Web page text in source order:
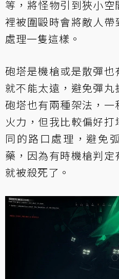
等，將怪物引到狹小
裡被圍毆時會將敵人
處理一隻這樣。
砲塔是機槍或是散彈
就不能太遠，避免彈
砲塔也有兩種架法，
火力，但我比較偏好
同的路口處理，避免
藥，因為有時機槍判
就被殺死了。